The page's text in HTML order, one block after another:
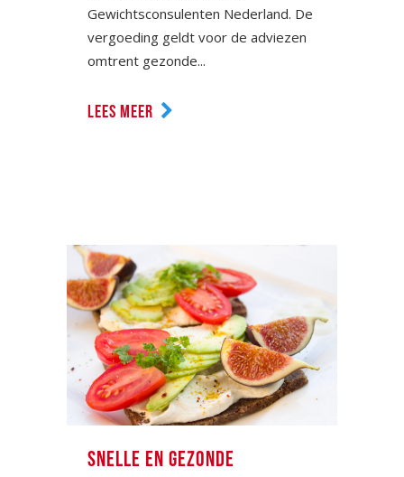
Gewichtsconsulenten Nederland. De
vergoeding geldt voor de adviezen
omtrent gezonde...
LEES MEER
SNELLE EN GEZONDE